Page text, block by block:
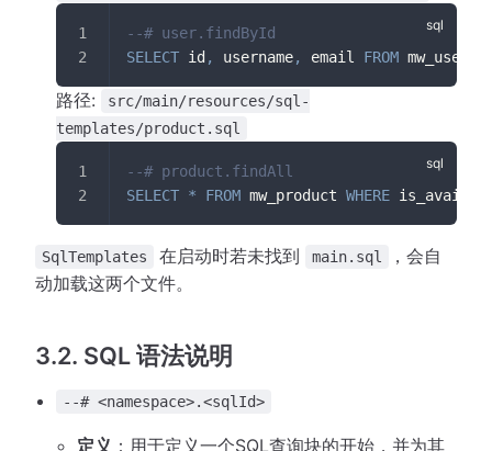
--# user.findById
SELECT id , username, email FROM mw_user
路径:
src/main/resources/sql-
templates/product.sql
--# product.findAll
SELECT * FROM mw_product WHERE
SqlTemplates 在启动时若未找到 main.sql
，会自
动加载这两个文件。
3.2. SQL 语法说明
--# <namespace>.<sqlId>
定义 ：用于定义一个SQL查询块的开始，并为其